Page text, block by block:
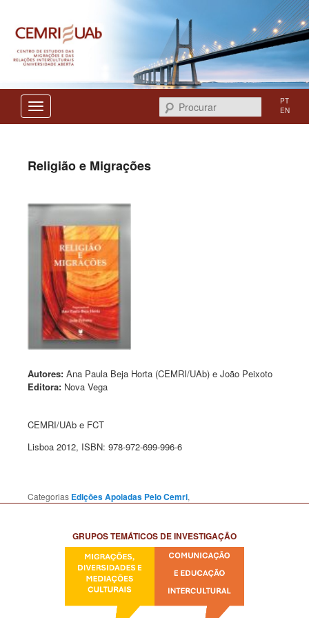
CEMRI
Procurar
PT
EN
Religião e Migrações
Autores:Ana Paula Beja Horta (CEMRI/UAb) e João Peixoto
Editora: Nova Vega
CEMRI/UAb e FCT
Lisboa 2012, ISBN: 978-972-699-996-6
Categorias Edições Apoiadas Pelo Cemri,
GRUPOS TEMÁTICOS DE INVESTIGAÇÃO